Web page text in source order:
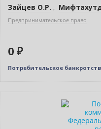
Зайцев О.Р. ,
Предпринимательское право
0 ₽
Потребительское